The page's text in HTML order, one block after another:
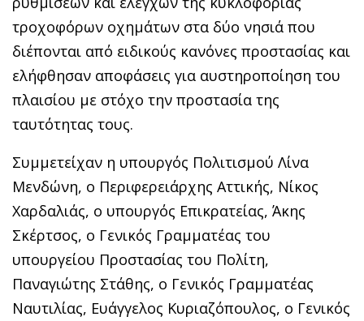
τροχοφόρων οχημάτων στα δύο νησιά που
διέπονται από ειδικούς κανόνες προστασίας και
ελήφθησαν αποφάσεις για αυστηροποίηση του
πλαισίου με στόχο την προστασία της
ταυτότητας τους.
Συμμετείχαν η υπουργός Πολιτισμού Λίνα
Μενδώνη, ο Περιφερειάρχης Αττικής, Νίκος
Χαρδαλιάς, ο υπουργός Επικρατείας, Άκης
Σκέρτσος, ο Γενικός Γραμματέας του
υπουργείου Προστασίας του Πολίτη,
Παναγιώτης Στάθης, ο Γενικός Γραμματέας
Ναυτιλίας, Ευάγγελος Κυριαζόπουλος, ο Γενικός